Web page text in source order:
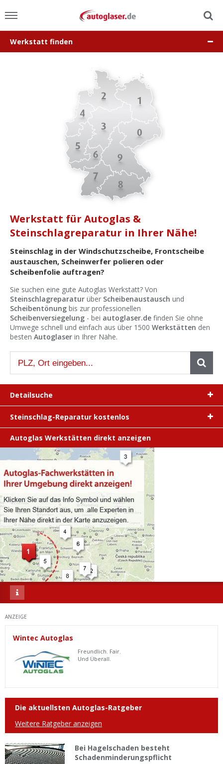
Scheibensuche
Ist Ihre Werkstatt schon dabei?
Kostenlos eintragen
Werkstatt Login
Werkstatt finden
Werkstatt für Autoglas &
Steinschlagreparatur in Ihrer Nähe!
Steinschlag in der Windschutzscheibe, Frontscheibe
austauschen, Scheinwerfer polieren oder
Scheibenfolie auftragen?
Sie suchen eine gute Autoglas Werkstatt? Von
Steinschlagreparatur über Scheibenaustausch und
Scheibentönung bis zur professionellen
Scheibenversiegelung - bei autoglaser.de finden Sie ohne
Umwege schnell und einfach aus über 1500 Werkstätten den
besten Autoglaser in Ihrer Nähe.
Detailsuche
Steinschlag-Reparatur kostenlos
Autoglas Werkstätten direkt anzeigen
ANZEIGE
Wintec Autoglas
Freundlich. Fair.
Und Überall.
Die aktuellsten Autoglas-Ratgeber
Weitere Ratgeber anzeigen
Bei Hagelschaden besteht
Schadenminderungspflicht